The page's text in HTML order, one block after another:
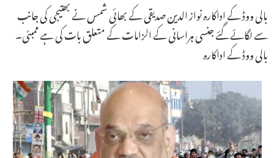
بالی ووڈ کے اداکارہ نواز الدین صدیقی کے بھائی شمس نے بھتیجی کی جانب
سے لگائے گئے جنسی ہراسانی کے الزامات کے متعلق بات کی ہے ممبئی۔
بالی ووڈ کے اداکارہ